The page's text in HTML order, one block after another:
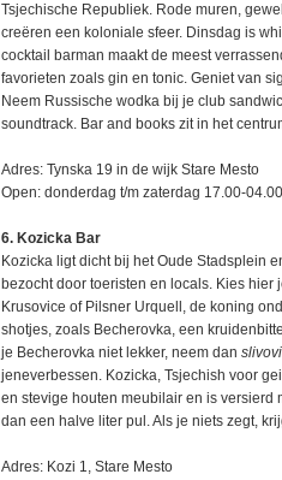
Tsjechische Republiek. Rode muren,
creëren een koloniale sfeer. Dinsdag is
cocktail barman maakt de meest
favorieten zoals gin en tonic. Geniet van
Neem Russische wodka bij je club
soundtrack. Bar and books zit in het
Adres: Tynska 19 in de wijk Stare Mesto
Open: donderdag t/m zaterdag 17.00-
6. Kozicka Bar
Kozicka ligt dicht bij het Oude Stadsplein
bezocht door toeristen en locals. Kies
Krusovice of Pilsner Urquell, de koning
shotjes, zoals Becherovka, een
je Becherovka niet lekker, neem dan
jeneverbessen. Kozicka, Tsjechish voor
en stevige houten meubilair en is versierd
dan een halve liter pul. Als je niets zegt,
Adres: Kozi 1, Stare Mesto